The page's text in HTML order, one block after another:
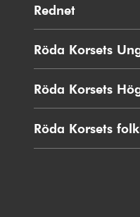
Rednet
i
nytt
fönster
Röda Korsets
Röda Korsets
Röda Korsets